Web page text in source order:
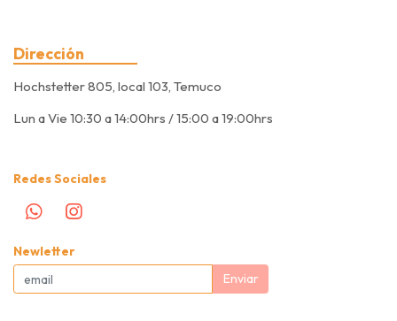
Dirección
Hochstetter 805, local 103, Temuco
Lun a Vie 10:30 a 14:00hrs / 15:00 a 19:00hrs
Redes Sociales
Newletter
Enviar